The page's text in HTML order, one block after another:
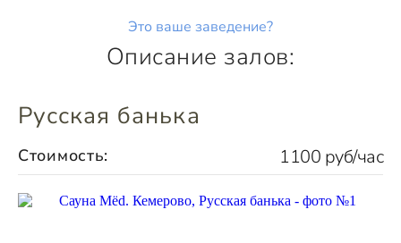
Это ваше заведение?
Описание залов:
Русская банька
Стоимость: 1100 руб/час